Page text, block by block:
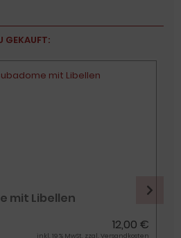
GEKAUFT:
mit Libellen
12,00 €
inkl. 19 % MwSt. zzgl. Versandkosten